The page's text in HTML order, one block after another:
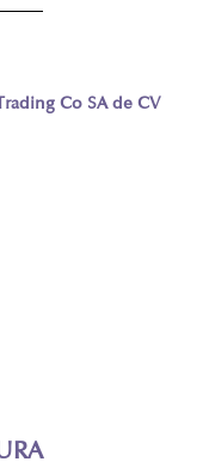
Co SA de CV